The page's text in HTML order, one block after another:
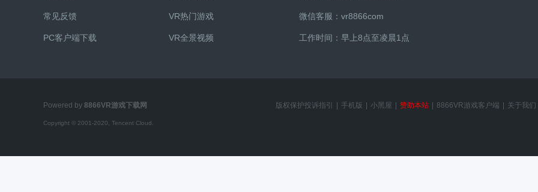
常见反馈
PC客户端下载
VR热门游戏
VR全景视频
微信客服：vr8866com
工作时间：早上8点至凌晨1点
版权保护投诉指引 手机版 小黑屋 赞助本站 8866VR游戏客户端 关于我们
Powered by 8866VR游戏下载网
Copyright © 2001-2020, Tencent Cloud.